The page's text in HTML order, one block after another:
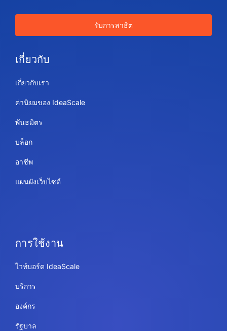
รับการสาธิต
เกี่ยวกับ
เกี่ยวกับเรา
ค่านิยมของ IdeaScale
พันธมิตร
บล็อก
อาชีพ
แผนผังเว็บไซต์
การใช้งาน
ไวท์บอร์ด IdeaScale
บริการ
องค์กร
รัฐบาล